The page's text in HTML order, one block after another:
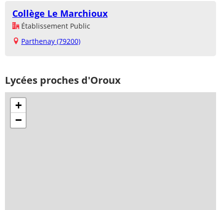
Collège Le Marchioux
Établissement Public
Parthenay (79200)
Lycées proches d'Oroux
+
−